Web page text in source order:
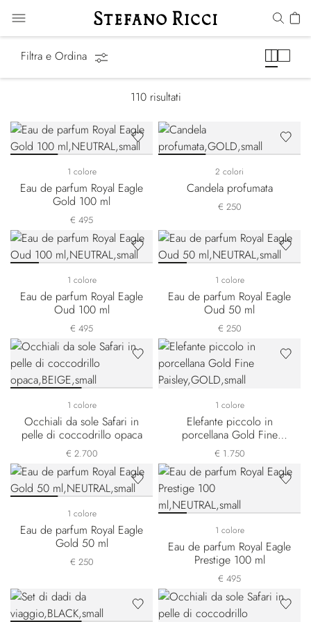
Filtra e Ordina
110 risultati
1 colore
Eau de parfum Royal Eagle
Gold 100 ml
€ 495
2 colori
Candela profumata
€ 250
1 colore
Eau de parfum Royal Eagle
Oud 100 ml
€ 495
1 colore
Eau de parfum Royal Eagle
Oud 50 ml
€ 250
1 colore
Occhiali da sole Safari in
pelle di coccodrillo opaca
€ 2.700
1 colore
Elefante piccolo in
porcellana Gold Fine
Paisley
€ 1.750
1 colore
Eau de parfum Royal Eagle
Gold 50 ml
€ 250
1 colore
Eau de parfum Royal Eagle
Prestige 100 ml
€ 495